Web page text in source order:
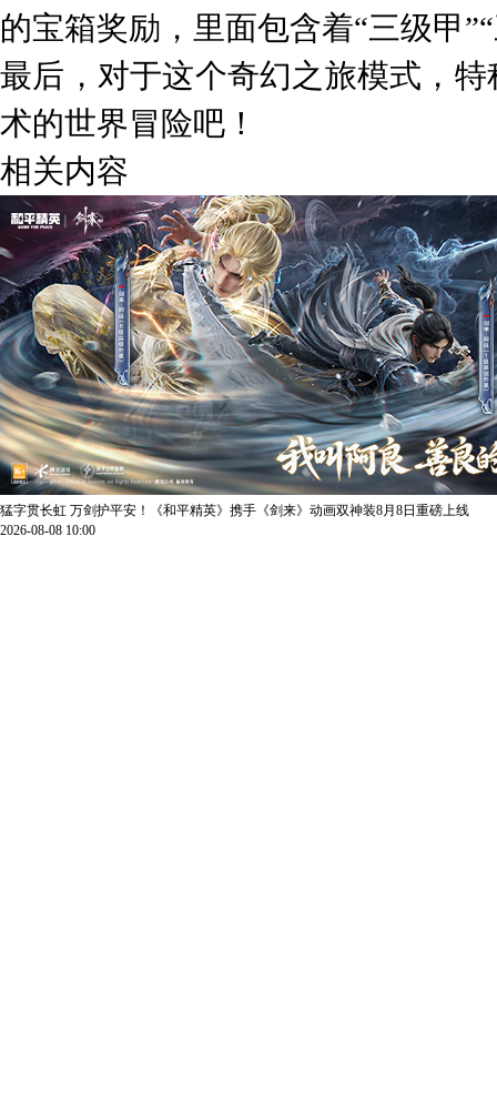
的宝箱奖励，里面包含着“三级甲
最后，对于这个奇幻之旅模式，
术的世界冒险吧！
相关内容
猛字贯长虹 万剑护平安！《和平精英》携手《剑来》动画双神装8月8日重磅上线
2026-08-08 10:00